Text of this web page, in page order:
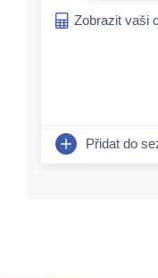
Zobrazit vaši
Přidat do